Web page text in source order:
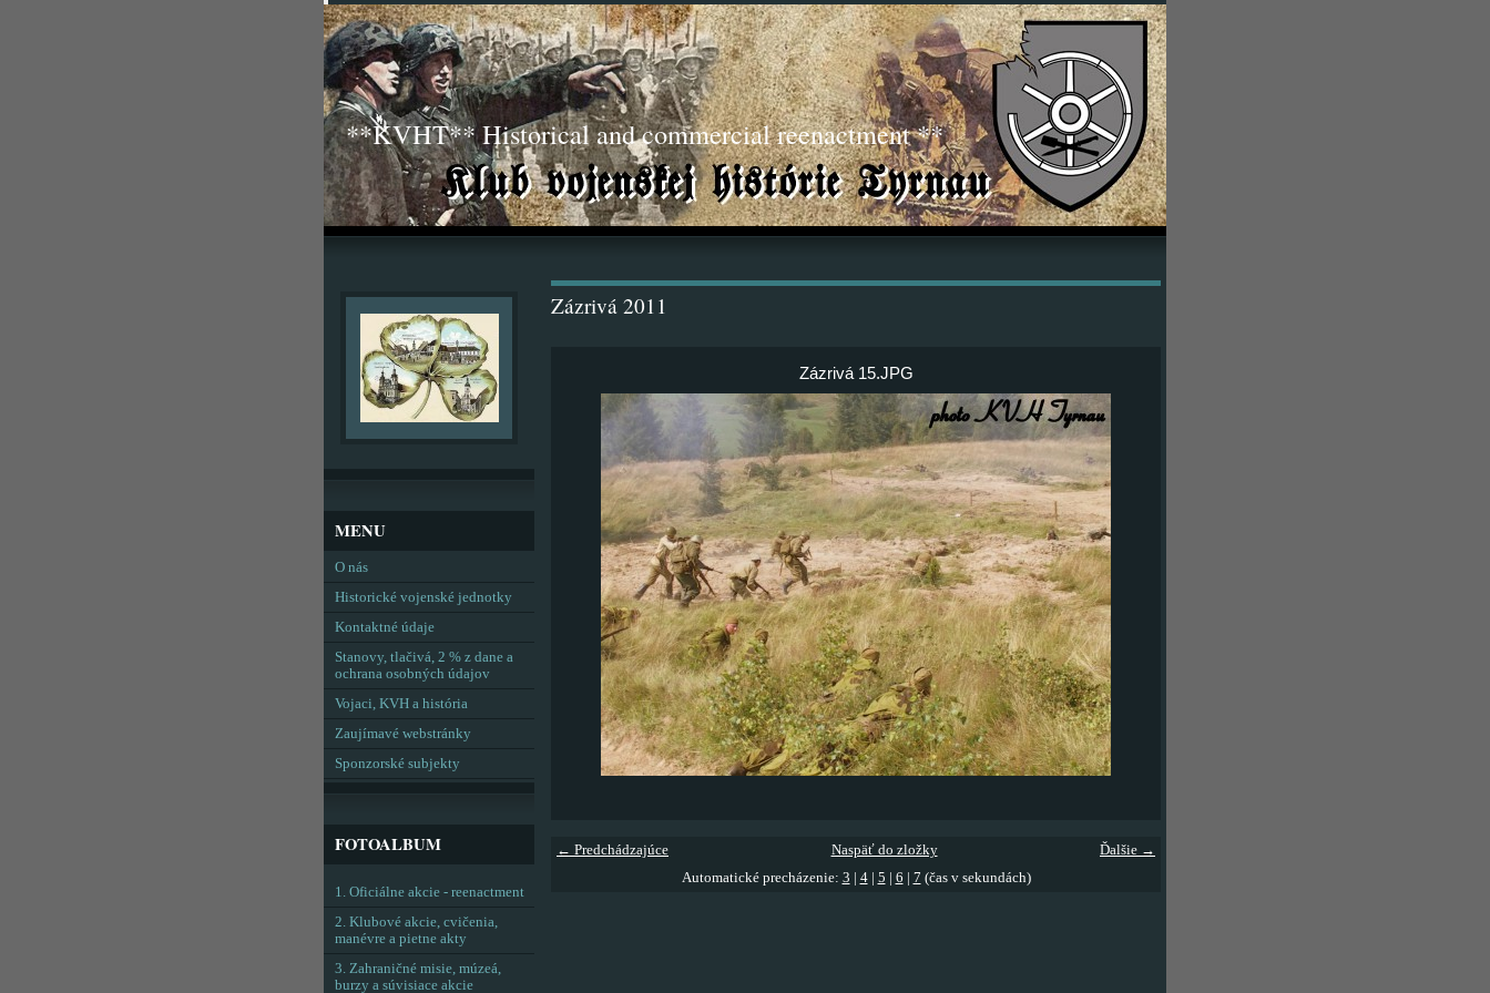
**KVHT** Historical and commercial reenactment **
Zázrivá 2011
Zázrivá 15.JPG
← Predchádzajúce Ďalšie →
Naspäť do zložky
Automatické precházenie: 3 4| 5 6 7 (čas v sekundách)
MENU
O nás
Historické vojenské jednotky
Kontaktné údaje
Stanovy, tlačivá, 2 % z dane a
ochrana osobných údajov
Vojaci, KVH a história
Zaujímavé webstránky
Sponzorské subjekty
FOTOALBUM
1. Oficiálne akcie - reenactment
2. Klubové akcie, cvičenia,
manévre a pietne akty
3. Zahraničné misie, múzeá,
burzy a súvisiace akcie